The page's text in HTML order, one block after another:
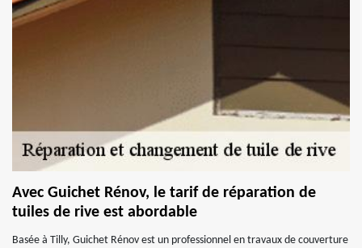
Avec Guichet Rénov, le tarif de réparation de
tuiles de rive est abordable
Basée à Tilly, Guichet Rénov est un professionnel en travaux de couverture